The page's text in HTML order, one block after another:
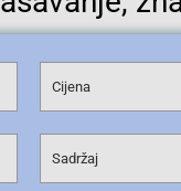
Cijena
Sadržaj